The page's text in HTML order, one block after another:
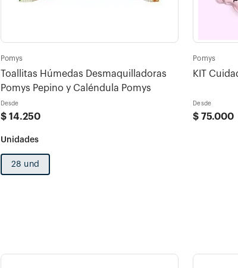
Pomys
Toallitas Húmedas Desmaquilladoras
Pomys Pepino y Caléndula Pomys
Desde
$ 14.250
28 und
Pomys
KIT
Desde
$ 75.000